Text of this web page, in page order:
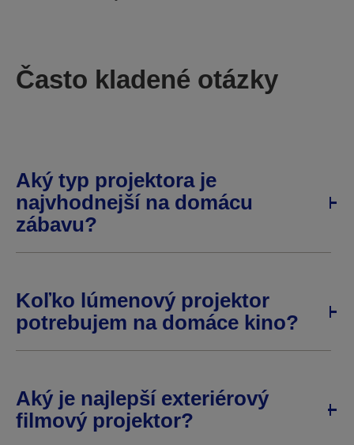
Často kladené otázky
Aký typ projektora je
najvhodnejší na domácu
zábavu?
Koľko lúmenový projektor
potrebujem na domáce kino?
Aký je najlepší exteriérový
filmový projektor?